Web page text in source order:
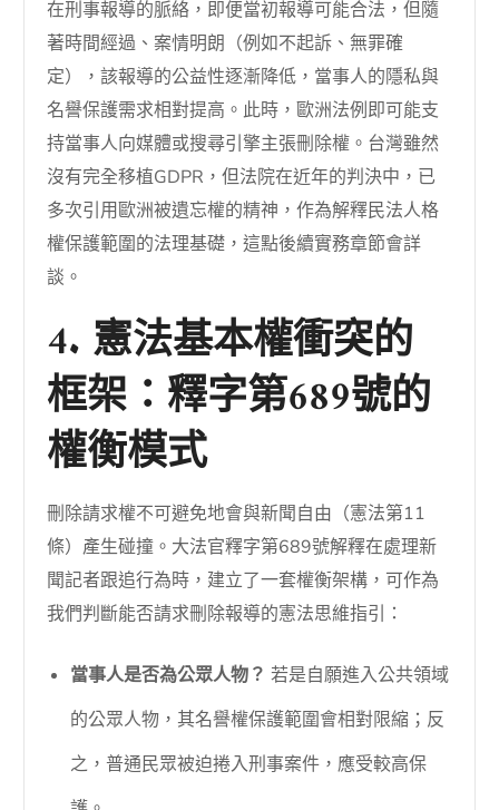
在刑事報導的脈絡，即便當初報導可能合法，但隨
著時間經過、案情明朗（例如不起訴、無罪確
定），該報導的公益性逐漸降低，當事人的隱私與
名譽保護需求相對提高。此時，歐洲法例即可能支
持當事人向媒體或搜尋引擎主張刪除權。台灣雖然
沒有完全移植GDPR，但法院在近年的判決中，已
多次引用歐洲被遺忘權的精神，作為解釋民法人格
權保護範圍的法理基礎，這點後續實務章節會詳
談。
4. 憲法基本權衝突的
框架：釋字第689號的
權衡模式
刪除請求權不可避免地會與新聞自由（憲法第11
條）產生碰撞。大法官釋字第689號解釋在處理新
聞記者跟追行為時，建立了一套權衡架構，可作為
我們判斷能否請求刪除報導的憲法思維指引：
當事人是否為公眾人物？ 若是自願進入公共領域
的公眾人物，其名譽權保護範圍會相對限縮；反
之，普通民眾被迫捲入刑事案件，應受較高保